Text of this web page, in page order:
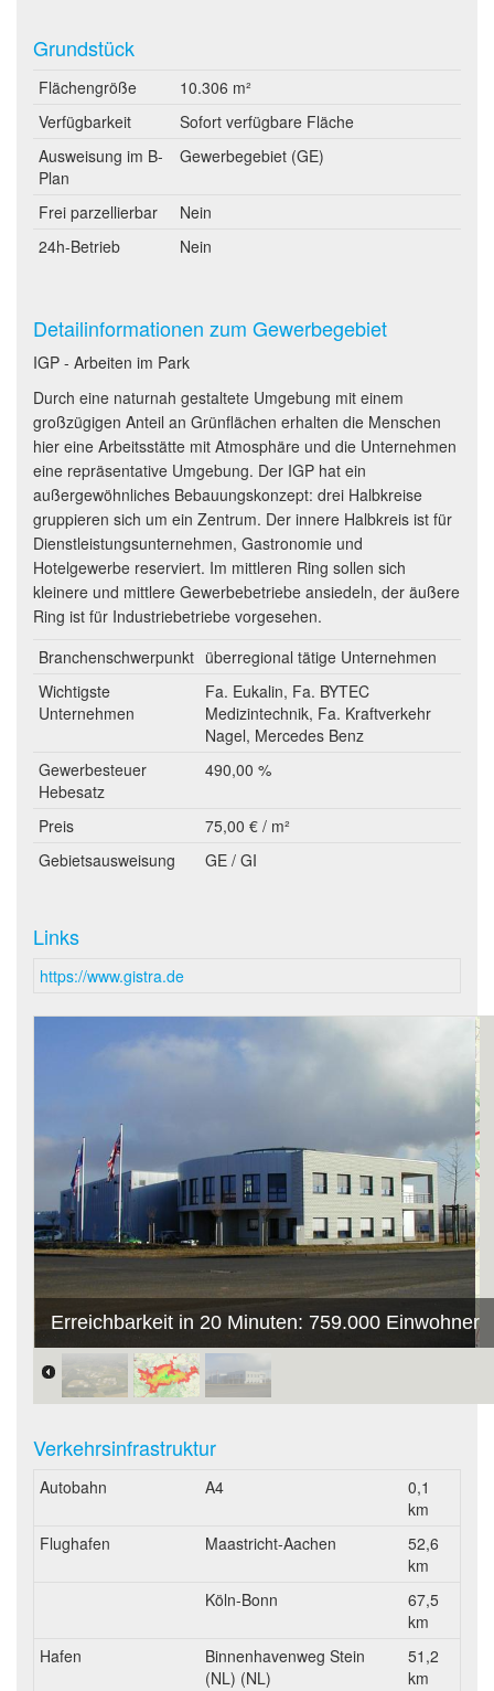
Grundstück
Flächengröße
10.306 m²
Verfügbarkeit
Sofort verfügbare Fläche
Ausweisung im B-
Plan
Gewerbegebiet (GE)
Frei parzellierbar
Nein
24h-Betrieb
Nein
Detailinformationen zum Gewerbegebiet
IGP - Arbeiten im Park
Durch eine naturnah gestaltete Umgebung mit einem
großzügigen Anteil an Grünflächen erhalten die Menschen
hier eine Arbeitsstätte mit Atmosphäre und die Unternehmen
eine repräsentative Umgebung. Der IGP hat ein
außergewöhnliches Bebauungskonzept: drei Halbkreise
gruppieren sich um ein Zentrum. Der innere Halbkreis ist für
Dienstleistungsunternehmen, Gastronomie und
Hotelgewerbe reserviert. Im mittleren Ring sollen sich
kleinere und mittlere Gewerbebetriebe ansiedeln, der äußere
Ring ist für Industriebetriebe vorgesehen.
Branchenschwerpunkt überregional tätige Unternehmen
Wichtigste
Unternehmen
Fa. Eukalin, Fa. BYTEC
Medizintechnik, Fa. Kraftverkehr
Nagel, Mercedes Benz
Gewerbesteuer
Hebesatz
490,00 %
Preis
75,00 € / m²
Gebietsausweisung
GE / GI
Links
https://www.gistra.de
Erreichbarkeit in 20 Minuten: 759.000 Einwohner
Verkehrsinfrastruktur
Autobahn A4
0,1
km
Flughafen
Maastricht-Aachen
52,6
km
Köln-Bonn
67,5
km
Hafen
Binnenhavenweg Stein
(NL) (NL)
51,2
km